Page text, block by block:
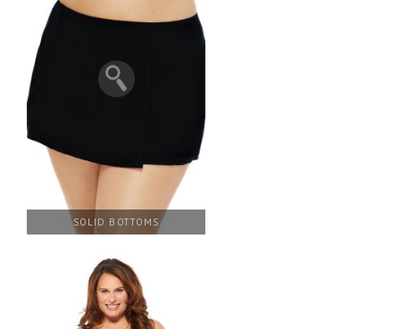
SOLID BOTTOMS